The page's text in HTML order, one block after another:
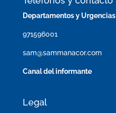
Departamentos y Urgencias
971596001
sam@sammanacor.com
Canal del informante
Legal